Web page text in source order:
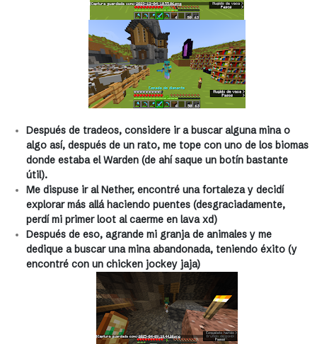
Después de tradeos, considere ir a buscar alguna mina o
algo así, después de un rato, me tope con uno de los biomas
donde estaba el Warden (de ahí saque un botín bastante
útil).
Me dispuse ir al Nether, encontré una fortaleza y decidí
explorar más allá haciendo puentes (desgraciadamente,
perdí mi primer loot al caerme en lava xd)
Después de eso, agrande mi granja de animales y me
dedique a buscar una mina abandonada, teniendo éxito (y
encontré con un chicken jockey jaja)